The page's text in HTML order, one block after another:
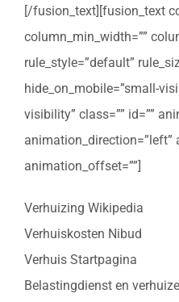
[/fusion_text][fusion_text
column_min_width=””
rule_style=”default”
hide_on_mobile=”small-
visibility” class=”” id=””
animation_direction=”left”
animation_offset=””]
Verhuizing Wikipedia
Verhuiskosten Nibud
Verhuis Startpagina
Belastingdienst en